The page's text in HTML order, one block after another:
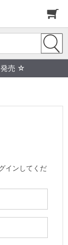
発売 ☆
インしてくだ